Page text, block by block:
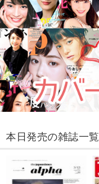
本日発売の雑誌一覧